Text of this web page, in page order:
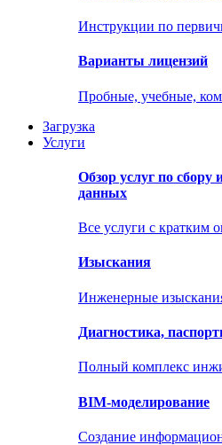
Инструкции по
Варианты лицензий
Пробные, учебные,
Загрузка
Услуги
Обзор услуг по
данных
Все услуги с кратким
Изыскания
Инженерные
Диагностика,
Полный комплекс
BIM-моделирование
Создание